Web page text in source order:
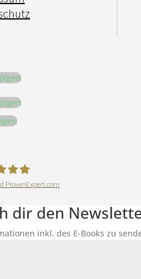
ProvenExpert.com
den
inkl. des E-Books zu